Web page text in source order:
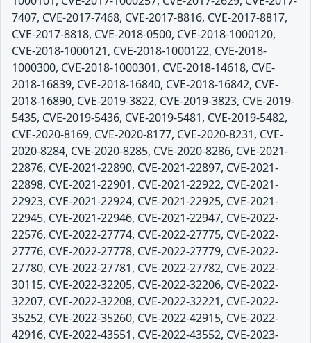
7407, CVE-2017-7468, CVE-2017-8816, CVE-2017-8817,
CVE-2017-8818, CVE-2018-0500, CVE-2018-1000120,
CVE-2018-1000121, CVE-2018-1000122, CVE-2018-
1000300, CVE-2018-1000301, CVE-2018-14618, CVE-
2018-16839, CVE-2018-16840, CVE-2018-16842, CVE-
2018-16890, CVE-2019-3822, CVE-2019-3823, CVE-2019-
5435, CVE-2019-5436, CVE-2019-5481, CVE-2019-5482,
CVE-2020-8169, CVE-2020-8177, CVE-2020-8231, CVE-
2020-8284, CVE-2020-8285, CVE-2020-8286, CVE-2021-
22876, CVE-2021-22890, CVE-2021-22897, CVE-2021-
22898, CVE-2021-22901, CVE-2021-22922, CVE-2021-
22923, CVE-2021-22924, CVE-2021-22925, CVE-2021-
22945, CVE-2021-22946, CVE-2021-22947, CVE-2022-
22576, CVE-2022-27774, CVE-2022-27775, CVE-2022-
27776, CVE-2022-27778, CVE-2022-27779, CVE-2022-
27780, CVE-2022-27781, CVE-2022-27782, CVE-2022-
30115, CVE-2022-32205, CVE-2022-32206, CVE-2022-
32207, CVE-2022-32208, CVE-2022-32221, CVE-2022-
35252, CVE-2022-35260, CVE-2022-42915, CVE-2022-
42916, CVE-2022-43551, CVE-2022-43552, CVE-2023-